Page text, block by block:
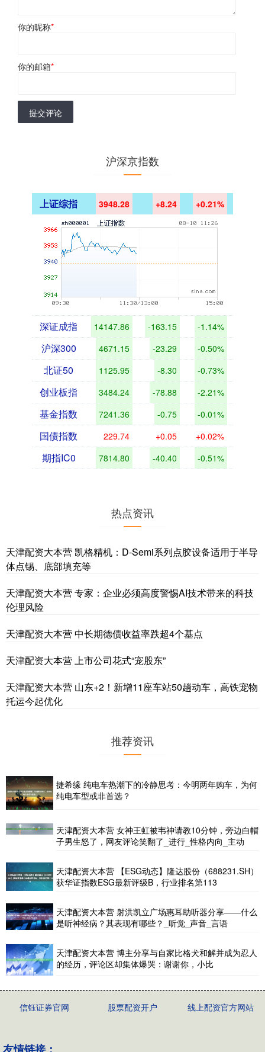
你的昵称*
你的邮箱*
提交评论
沪深京指数
上证综指 3948.28 +8.24 +0.21%
深证成指 14147.86 -163.15 -1.14%
沪深300 4671.15 -23.29 -0.50%
北证50 1125.95 -8.30 -0.73%
创业板指 3484.24 -78.88 -2.21%
基金指数 7241.36 -0.75 -0.01%
国债指数 229.74 +0.05 +0.02%
期指IC0 7814.80 -40.40 -0.51%
热点资讯
天津配资大本营 凯格精机：D-Semi系列点胶设备适用于半导
体点锡、底部填充等
天津配资大本营 专家：企业必须高度警惕AI技术带来的科技
伦理风险
天津配资大本营 中长期德债收益率跌超4个基点
天津配资大本营 上市公司花式“宠股东”
天津配资大本营 山东+2！新增11座车站50趟动车，高铁宠物
托运今起优化
推荐资讯
捷希缘 纯电车热潮下的冷静思考：今明两年购车，为何
纯电车型或非首选？
天津配资大本营 女神王虹被韦神请教10分钟，旁边白帽
子男生怒了，网友评论笑翻了_进行_性格内向_主动
天津配资大本营 【ESG动态】隆达股份（688231.SH）
获华证指数ESG最新评级B，行业排名第113
天津配资大本营 射洪凯立广场惠耳助听器分享——什么
是听神经病？其表现有哪些？_听觉_声音_言语
天津配资大本营 博主分享与自家比格犬和解并成为忍人
的经历，评论区却集体爆哭：谢谢你，小比
信钰证券官网 股票配资开户 线上配资官方网站